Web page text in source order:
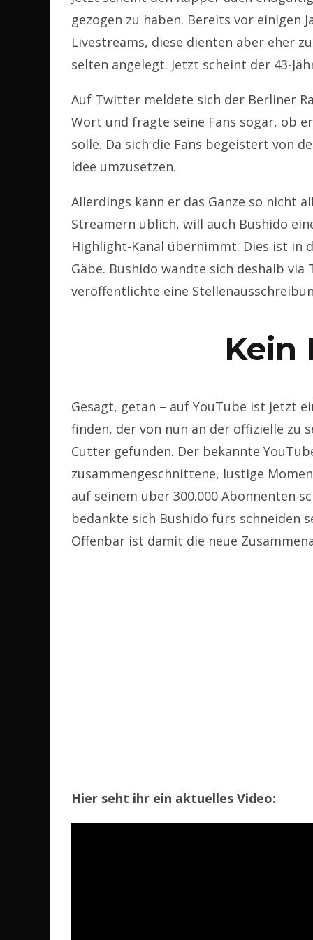
gezogen zu haben. Bereits vor
Livestreams, diese dienten aber eher
selten angelegt. Jetzt scheint der 43-
Auf Twitter meldete sich der Berliner
Wort und fragte seine Fans sogar, ob
solle. Da sich die Fans begeistert von
Idee umzusetzen.
Allerdings kann er das Ganze so nicht
Streamern üblich, will auch Bushido
Highlight-Kanal übernimmt. Dies ist in
Gäbe. Bushido wandte sich deshalb
veröffentlichte eine
Kein
Gesagt, getan – auf YouTube ist jetzt
finden, der von nun an der offizielle zu
Cutter gefunden. Der bekannte
zusammengeschnittene, lustige
auf seinem über 300.000 Abonnenten
bedankte sich Bushido fürs schneiden
Offenbar ist damit die neue
Hier seht ihr ein aktuelles Video: